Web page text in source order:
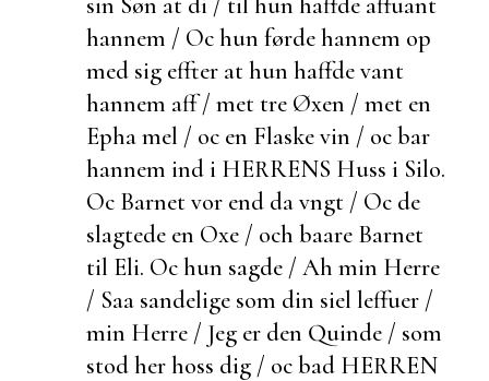
hannem / Oc hun førde hannem op
med sig effter at hun haffde vant
hannem aff / met tre Øxen / met en
Epha mel / oc en Flaske vin / oc bar
hannem ind i HERRENS Huss i Silo.
Oc Barnet vor end da vngt / Oc de
slagtede en Oxe / och baare Barnet
til Eli. Oc hun sagde / Ah min Herre
/ Saa sandelige som din siel leffuer /
min Herre / Jeg er den Quinde / som
stod her hoss dig / oc bad HERREN